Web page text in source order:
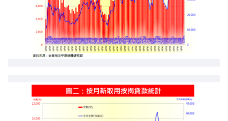
置业预算
供款年期计算
免费物业估价